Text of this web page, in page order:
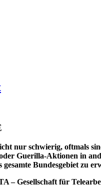
nur schwierig, oftmals
Guerilla-Aktionen in
Bundesgebiet zu
– Gesellschaft für